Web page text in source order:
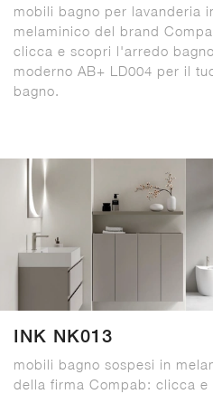
mobili bagno per lavanderia
melaminico del brand
clicca e scopri l'arredo bagno
moderno AB+ LD004 per il
bagno.
INK NK013
mobili bagno sospesi in
della firma Compab: clicca e